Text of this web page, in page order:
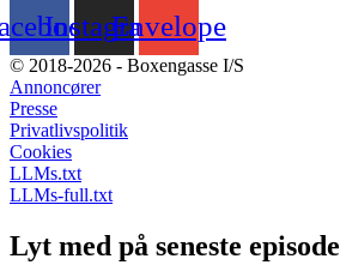
InstagramEnvelope
© 2018-2026 - Boxengasse I/S
Annoncører
Presse
Privatlivspolitik
Cookies
LLMs.txt
LLMs-full.txt
Lyt med på seneste episode